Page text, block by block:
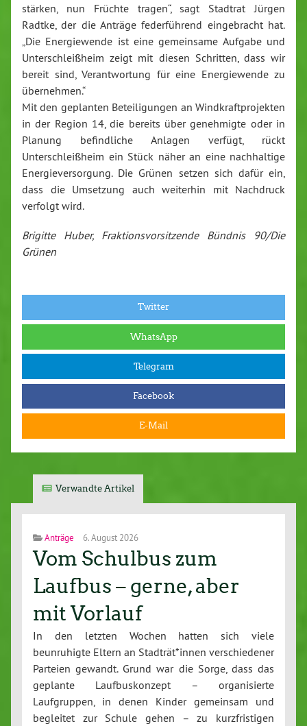
stärken, nun Früchte tragen“, sagt Stadtrat Jürgen
Radtke, der die Anträge federführend eingebracht hat.
„Die Energiewende ist eine gemeinsame Aufgabe und
Unterschleißheim zeigt mit diesen Schritten, dass wir
bereit sind, Verantwortung für eine Energiewende zu
übernehmen.“
Mit den geplanten Beteiligungen an Windkraftprojekten
in der Region 14, die bereits über genehmigte oder in
Planung befindliche Anlagen verfügt, rückt
Unterschleißheim ein Stück näher an eine nachhaltige
Energieversorgung. Die Grünen setzen sich dafür ein,
dass die Umsetzung auch weiterhin mit Nachdruck
verfolgt wird.
Brigitte Huber, Fraktionsvorsitzende Bündnis 90/Die
Grünen
Twitter
WhatsApp
Telegram
Facebook
E-Mail
Verwandte Artikel
Anträge 6. August 2026
Vom Schulbus zum
Laufbus – gerne, aber
mit Vorlauf
In den letzten Wochen hatten sich viele
beunruhigte Eltern an Stadträt*innen verschiedener
Parteien gewandt. Grund war die Sorge, dass das
geplante Laufbuskonzept – organisierte
Laufgruppen, in denen Kinder gemeinsam und
begleitet zur Schule gehen – zu kurzfristigen